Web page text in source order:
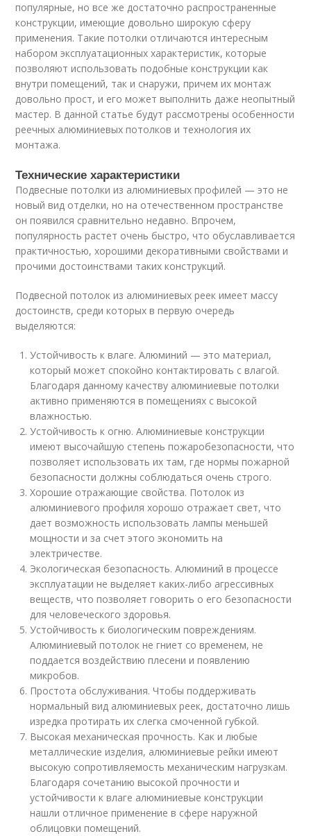
популярные, но все же достаточно распространенные
конструкции, имеющие довольно широкую сферу
применения. Такие потолки отличаются интересным
набором эксплуатационных характеристик, которые
позволяют использовать подобные конструкции как
внутри помещений, так и снаружи, причем их монтаж
довольно прост, и его может выполнить даже неопытный
мастер. В данной статье будут рассмотрены особенности
реечных алюминиевых потолков и технология их
монтажа.
Технические характеристики
Подвесные потолки из алюминиевых профилей — это не
новый вид отделки, но на отечественном пространстве
он появился сравнительно недавно. Впрочем,
популярность растет очень быстро, что обуславливается
практичностью, хорошими декоративными свойствами и
прочими достоинствами таких конструкций.
Подвесной потолок из алюминиевых реек имеет массу
достоинств, среди которых в первую очередь
выделяются:
Устойчивость к влаге. Алюминий — это материал,
который может спокойно контактировать с влагой.
Благодаря данному качеству алюминиевые потолки
активно применяются в помещениях с высокой
влажностью.
Устойчивость к огню. Алюминиевые конструкции
имеют высочайшую степень пожаробезопасности, что
позволяет использовать их там, где нормы пожарной
безопасности должны соблюдаться очень строго.
Хорошие отражающие свойства. Потолок из
алюминиевого профиля хорошо отражает свет, что
дает возможность использовать лампы меньшей
мощности и за счет этого экономить на
электричестве.
Экологическая безопасность. Алюминий в процессе
эксплуатации не выделяет каких-либо агрессивных
веществ, что позволяет говорить о его безопасности
для человеческого здоровья.
Устойчивость к биологическим повреждениям.
Алюминиевый потолок не гниет со временем, не
поддается воздействию плесени и появлению
микробов.
Простота обслуживания. Чтобы поддерживать
нормальный вид алюминиевых реек, достаточно лишь
изредка протирать их слегка смоченной губкой.
Высокая механическая прочность. Как и любые
металлические изделия, алюминиевые рейки имеют
высокую сопротивляемость механическим нагрузкам.
Благодаря сочетанию высокой прочности и
устойчивости к влаге алюминиевые конструкции
нашли отличное применение в сфере наружной
облицовки помещений.